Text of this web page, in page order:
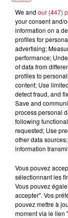
Tarif
Lieu
Organisateur
We and our (447)
your consent and/
information on a
profiles for
advertising;
performance;
of data from
profiles to
content; Use
detect fraud, and
Save and
process personal
following
requested; Use
other data
information
Vous pouvez
sélectionnant les
Vous pouvez
accepter". Vos
pouvez mettre à
moment via le lien